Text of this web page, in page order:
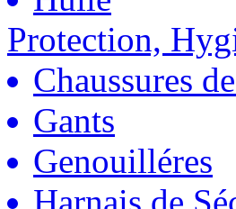
Protection,
Chaussures
Gants
Genouilléres